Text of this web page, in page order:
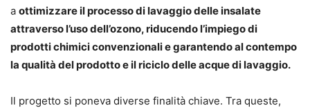
a ottimizzare il processo di lavaggio delle insalate
attraverso l’uso dell’ozono, riducendo l’impiego di
prodotti chimici convenzionali e garantendo al contempo
la qualità del prodotto e il riciclo delle acque di lavaggio.
Il progetto si poneva diverse finalità chiave. Tra queste,